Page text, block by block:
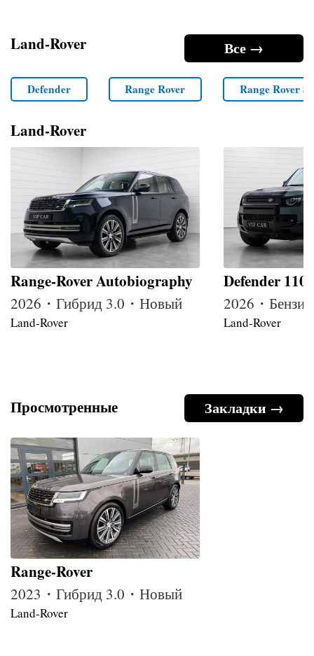
Все →
Land-Rover
Defender Range Rover Range Rover
Land-Rover
Range-Rover Autobiography
2026・Гибрид 3.0・Новый
Land-Rover
Defender 110
2026・
Land-Rover
Закладки →
Просмотренные
Range-Rover
2023・Гибрид 3.0・Новый
Land-Rover